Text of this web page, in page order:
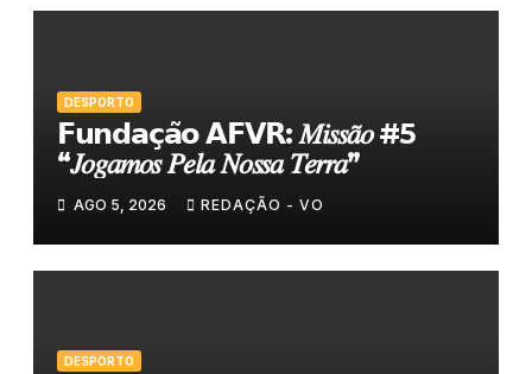
DESPORTO
𝗙𝘂𝗻𝗱𝗮𝗰̧𝗮̃𝗼 𝗔𝗙𝗩𝗥: 𝑀𝑖𝑠𝑠𝑎̃𝑜 #5
“𝐽𝑜𝑔𝑎𝑚𝑜𝑠 𝑃𝑒𝑙𝑎 𝑁𝑜𝑠𝑠𝑎 𝑇𝑒𝑟𝑟𝑎”
AGO 5, 2026 REDAÇÃO - VO
DESPORTO